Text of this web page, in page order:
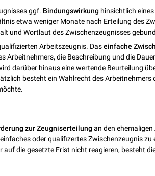
ggf. Bindungswirkung hinsichtlich
etwa weniger Monate nach Erteilung des
und Wortlaut des Zwischenzeugnisses
Arbeitszeugnis. Daseinfache
Arbeitnehmers, die Beschreibung und die
darüber hinaus eine wertende Beurteilung
besteht ein Wahlrecht des Arbeitnehmers
zur Zeugniserteilung an den
oder qualifizertes Zwischenzeugnis zu
die gesetzte Frist nicht reagieren, besteht